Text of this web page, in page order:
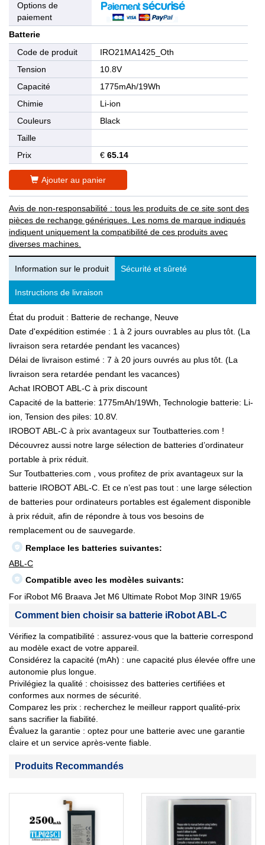
Options de
paiement
Batterie
Code de produit
IRO21MA1425_Oth
Tension
10.8V
Capacité
1775mAh/19Wh
Chimie
Li-ion
Couleurs
Black
Taille
Prix
€ 65.14
Ajouter au panier
Avis de non-responsabilité : tous les produits de ce site sont des
pièces de rechange génériques. Les noms de marque indiqués
indiquent uniquement la compatibilité de ces produits avec
diverses machines.
Information sur le produit Sécurité et sûreté
Instructions de livraison
État du produit : Batterie de rechange, Neuve
Date d'expédition estimée : 1 à 2 jours ouvrables au plus tôt. (La
livraison sera retardée pendant les vacances)
Délai de livraison estimé : 7 à 20 jours ouvrés au plus tôt. (La
livraison sera retardée pendant les vacances)
Achat IROBOT ABL-C à prix discount
Capacité de la batterie: 1775mAh/19Wh, Technologie batterie: Li-
ion, Tension des piles: 10.8V.
IROBOT ABL-C à prix avantageux sur Toutbatteries.com !
Découvrez aussi notre large sélection de batteries d’ordinateur
portable à prix réduit.
Sur Toutbatteries.com , vous profitez de prix avantageux sur la
batterie IROBOT ABL-C. Et ce n’est pas tout : une large sélection
de batteries pour ordinateurs portables est également disponible
à prix réduit, afin de répondre à tous vos besoins de
remplacement ou de sauvegarde.
Remplace les batteries suivantes:
ABL-C
Compatible avec les modèles suivants:
For iRobot M6 Braava Jet M6 Ultimate Robot Mop 3INR 19/65
Comment bien choisir sa batterie iRobot ABL-C
Vérifiez la compatibilité : assurez-vous que la batterie correspond
au modèle exact de votre appareil.
Considérez la capacité (mAh) : une capacité plus élevée offre une
autonomie plus longue.
Privilégiez la qualité : choisissez des batteries certifiées et
conformes aux normes de sécurité.
Comparez les prix : recherchez le meilleur rapport qualité-prix
sans sacrifier la fiabilité.
Évaluez la garantie : optez pour une batterie avec une garantie
claire et un service après-vente fiable.
Produits Recommandés